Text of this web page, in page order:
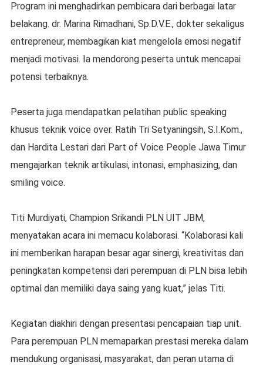
Program ini menghadirkan pembicara dari berbagai latar
belakang. dr. Marina Rimadhani, Sp.D.V.E., dokter sekaligus
entrepreneur, membagikan kiat mengelola emosi negatif
menjadi motivasi. Ia mendorong peserta untuk mencapai
potensi terbaiknya.
Peserta juga mendapatkan pelatihan public speaking
khusus teknik voice over. Ratih Tri Setyaningsih, S.I.Kom.,
dan Hardita Lestari dari Part of Voice People Jawa Timur
mengajarkan teknik artikulasi, intonasi, emphasizing, dan
smiling voice.
Titi Murdiyati, Champion Srikandi PLN UIT JBM,
menyatakan acara ini memacu kolaborasi. “Kolaborasi kali
ini memberikan harapan besar agar sinergi, kreativitas dan
peningkatan kompetensi dari perempuan di PLN bisa lebih
optimal dan memiliki daya saing yang kuat,” jelas Titi.
Kegiatan diakhiri dengan presentasi pencapaian tiap unit.
Para perempuan PLN memaparkan prestasi mereka dalam
mendukung organisasi, masyarakat, dan peran utama di